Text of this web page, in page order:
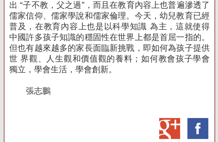
出 “子不教，父之過”，而且在教育內容上也普遍滲透了
儒家信仰、儒家學說和儒家倫理。 今天，幼兒教育已經
普及，在教育內容上也是以科學知識 為主，這就使得
中國許多孩子知識的穩固性在世界上都是首屈一指的。
但也有越來越多的家長面臨新挑戰，即如何為孩子提供
世 界觀、人生觀和價值觀的養料；如何教會孩子學會
獨立，學會生活，學會創新。
張志鵬